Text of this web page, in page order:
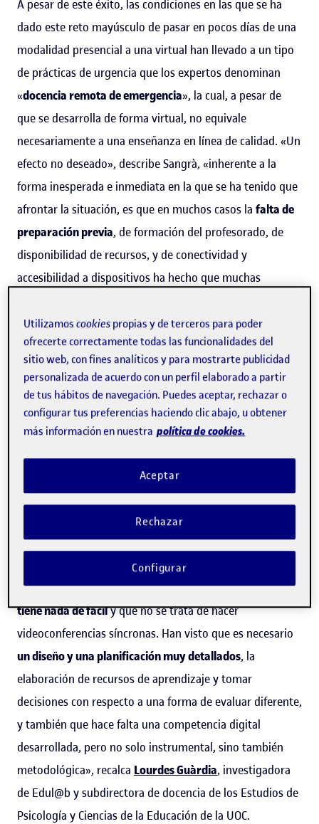
A pesar de este éxito, las condiciones en las que se ha
dado este reto mayúsculo de pasar en pocos días de una
modalidad presencial a una virtual han llevado a un tipo
de prácticas de urgencia que los expertos denominan
«docencia remota de emergencia», la cual, a pesar de
que se desarrolla de forma virtual, no equivale
necesariamente a una enseñanza en línea de calidad. «Un
efecto no deseado», describe Sangrà, «inherente a la
forma inesperada e inmediata en la que se ha tenido que
afrontar la situación, es que en muchos casos la falta de
preparación previa, de formación del profesorado, de
disponibilidad de recursos, y de conectividad y
accesibilidad a dispositivos ha hecho que muchas
Tal como recuerdaCarles Sigalés, investigador y
vicerrector de Docencia y Aprendizaje de la UOC, «pasar a
la enseñanza en línea no es tan sencillo como parece.
Una universidad que ofrece formación en línea de calidad
debe organizarse de forma completamente distinta,
». Se trata de un sistema que pone a los
estudiantes en el centro del aprendizaje, con
implicaciones que van más allá de la mera traslación a
una pantalla de lo que un profesor hace en una
universidad presencial. «Algunas personas se han dado
cuenta de que poner en marchaun modelo como este no
tiene nada de fácily que no se trata de hacer
videoconferencias síncronas. Han visto que es necesario
un diseño y una planificación muy detallados, la
elaboración de recursos de aprendizaje y tomar
decisiones con respecto a una forma de evaluar diferente,
y también que hace falta una competencia digital
desarrollada, pero no solo instrumental, sino también
metodológica», recalca Lourdes Guàrdia, investigadora
de Edul@b y subdirectora de docencia de los Estudios de
Psicología y Ciencias de la Educación de la UOC.
Utilizamoscookies propias y de terceros para poder
ofrecerte correctamente todas las funcionalidades del
sitio web, con fines analíticos y para mostrarte publicidad
personalizada de acuerdo con un perfil elaborado a partir
de tus hábitos de navegación. Puedes aceptar, rechazar o
configurar tus preferencias haciendo clic abajo, u obtener
más información en nuestra política de cookies.
Rechazar
Aceptar
Configurar